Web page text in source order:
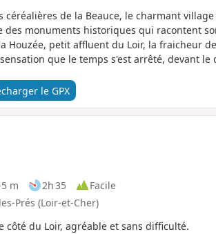
de la Beauce, le charmant village
des monuments historiques qui racontent
Houzée, petit affluent du Loir, la fraicheur
que le temps s'est arrêté, devant le
le GPX
m 2h 35
Facile
Prés (Loir-et-Cher)
côté du Loir, agréable et sans difficulté.